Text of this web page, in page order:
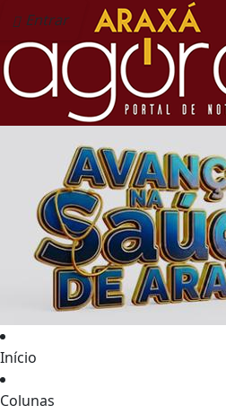
Entrar
Início
Colunas